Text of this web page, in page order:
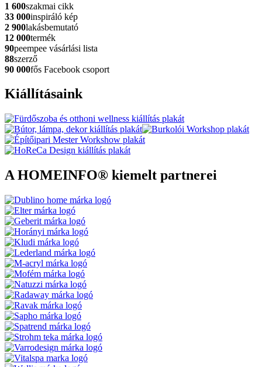
1 600szakmai cikk
33 000inspiráló kép
2 900lakásbemutató
12 000termék
90peempee vásárlási lista
88szerző
90 000fős Facebook csoport
Kiállításaink
A HOMEINFO® kiemelt partnerei